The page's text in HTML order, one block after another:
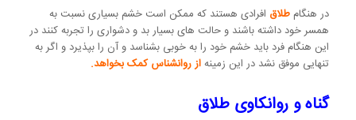
در هنگام طلاق افرادی هستند که ممکن است خشم بسیاری نسبت به
همسر خود داشته باشند و حالت های بسیار بد و دشواری را تجربه کنند در
این هنگام فرد باید خشم خود را به خوبی بشناسد و آن را بپذیرد و اگر به
تنهایی موفق نشد در این زمینهاز روانشناس کمک بخواهد.
گناهو روانکاوی طلاق